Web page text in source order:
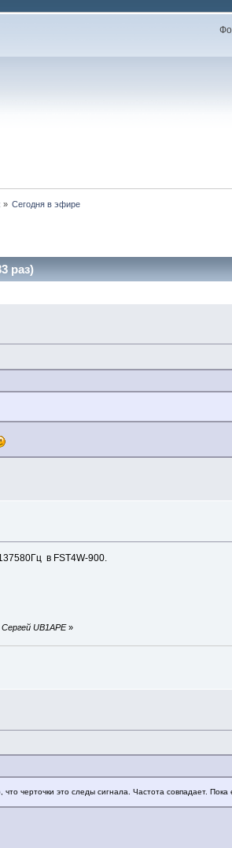
» Сегодня в эфире
раз)
в FST4W-900.
UB1APE»
черточки это следы сигнала. Частота совпадает. Пока